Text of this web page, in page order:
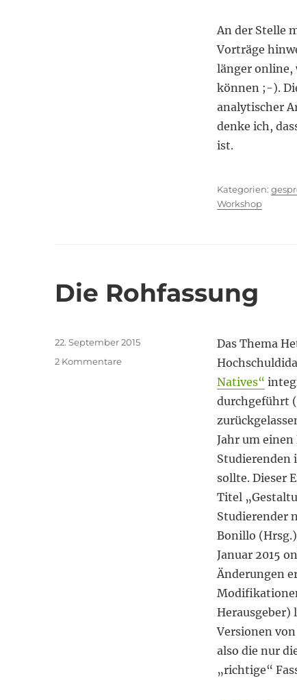
An der Stelle
Vorträge
länger online,
können ;-).
analytischer
denke ich,
ist.
Workshop
Die Rohfassung
Das Thema
Natives“
durchgeführt
Jahr um
Studierenden
sollte. Dieser
Titel
Studierender
Bonillo
Januar 2015
Änderungen
Herausgeber)
Versionen
also die nur
„richtige“
Veröffentlicht
22. September 2015
2 Kommentarezu